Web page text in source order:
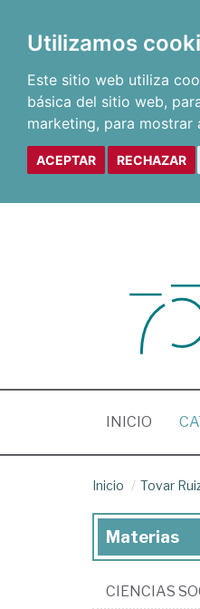
Utilizamos
Este sitio web utiliza
básica del sitio web,
marketing, para mostrar
ACEPTAR RECHAZAR
INICIO
Inicio Tovar
Materias
CIENCIAS